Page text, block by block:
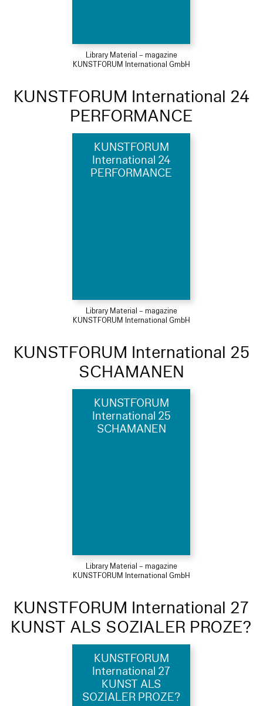
Library Material – magazine
KUNSTFORUM International GmbH
KUNSTFORUM International 24
PERFORMANCE
KUNSTFORUM
International 24
PERFORMANCE
Library Material – magazine
KUNSTFORUM International GmbH
KUNSTFORUM International 25
SCHAMANEN
KUNSTFORUM
International 25
SCHAMANEN
Library Material – magazine
KUNSTFORUM International GmbH
KUNSTFORUM International 27
KUNST ALS SOZIALER PROZE?
KUNSTFORUM
International 27
KUNST ALS
SOZIALER PROZE?